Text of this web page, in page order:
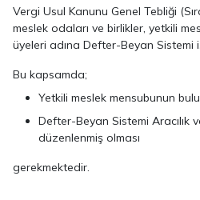
Vergi Usul Kanunu Genel Tebliği
meslek odaları ve birlikler, yetkili
üyeleri adına Defter-Beyan Sistemi
Bu kapsamda;
Yetkili meslek mensubunun
Defter-Beyan Sistemi Aracılık
düzenlenmiş olması
gerekmektedir.